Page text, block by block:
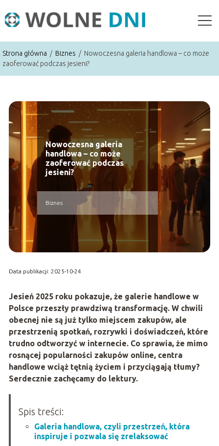
Strona główna / Biznes / Nowoczesna galeria handlowa – co może
zaoferować podczas jesieni?
Nowoczesna galeria
handlowa – co może
zaoferować podczas
jesieni?
Biznes
Data publikacji: 2025-10-24
Jesień 2025 roku pokazuje, że galerie handlowe w
Polsce przeszły prawdziwą transformację. W chwili
obecnej nie są już tylko miejscem zakupów, ale
przestrzenią spotkań, rozrywki i doświadczeń, które
trudno odtworzyć w internecie. Co sprawia, że mimo
rosnącej popularności zakupów online, centra
handlowe wciąż tętnią życiem i przyciągają tłumy?
Serdecznie zachęcamy do lektury.
Spis treści:
Galeria handlowa, czyli przestrzeń, która
inspiruje i pozwala się zrelaksować